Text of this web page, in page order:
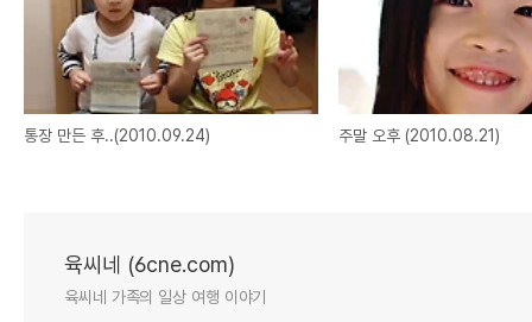
통장 만든 후..(2010.09.24) 주말 오후 (2010.08.21)
육씨네 (6cne.com)
육씨네 가족의 일상 여행 이야기